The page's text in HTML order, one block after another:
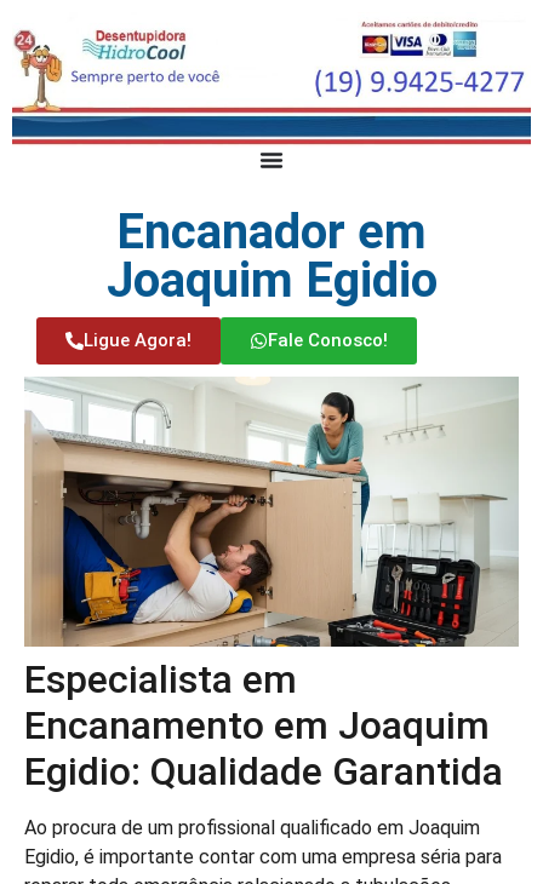
Encanador em
Joaquim Egidio
Ligue Agora! Fale Conosco!
Especialista em
Encanamento em Joaquim
Egidio: Qualidade Garantida
Ao procura de um profissional qualificado em Joaquim
Egidio, é importante contar com uma empresa séria para